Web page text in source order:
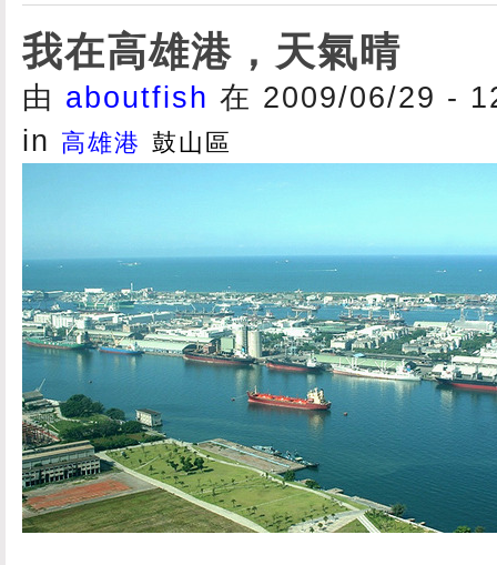
我在高雄港，天氣晴
由 aboutfish 在 2009/06/29 -
in 高雄港 鼓山區